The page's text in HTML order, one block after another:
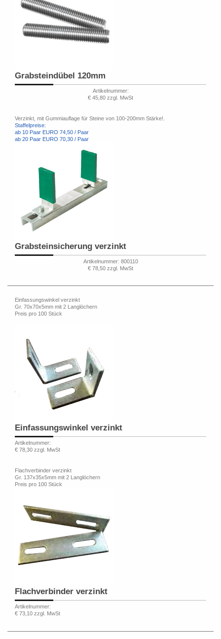
Grabsteindübel 120mm
Artikelnummer:
€ 45,80 zzgl. MwSt
Verzinkt, mit Gummiauflage für Steine von 100-200mm Stärke!.
Staffelpreise:
ab 10 Paar EURO 74,50 / Paar
ab 20 Paar EURO 70,30 / Paar
Grabsteinsicherung verzinkt
Artikelnummer: 800110
€ 78,50 zzgl. MwSt
Einfassungswinkel verzinkt
Gr. 70x70x5mm mit 2 Langlöchern
Preis pro 100 Stück
Einfassungswinkel verzinkt
Artikelnummer:
€ 78,30 zzgl. MwSt
Flachverbinder verzinkt
Gr. 137x35x5mm mit 2 Langlöchern
Preis pro 100 Stück
Flachverbinder verzinkt
Artikelnummer:
€ 73,10 zzgl. MwSt